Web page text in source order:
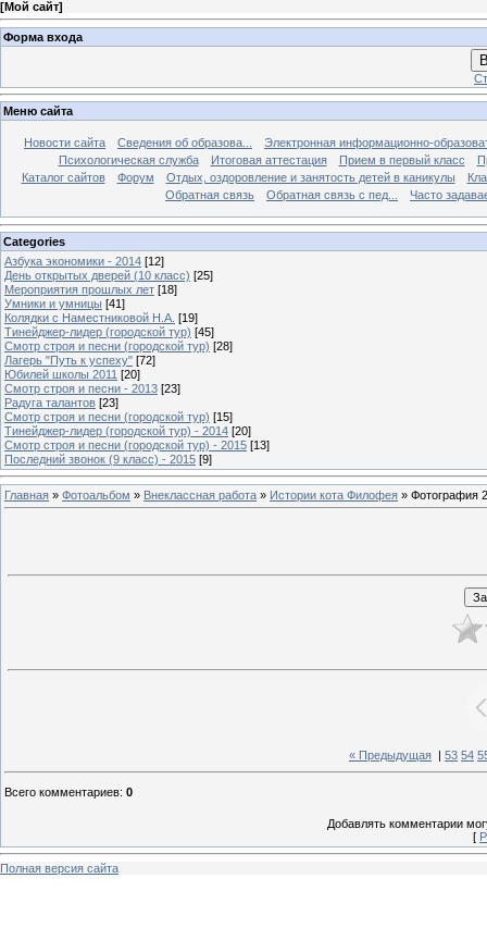
[Мой сайт]
Форма входа
Меню сайта
Новости сайта Сведения об образова...
Электронная информационно-
Психологическая служба
Итоговая аттестация Прием в первый класс
Каталог сайтов
Форум Отдых, оздоровление и занятость детей в каникулы
Обратная связь
Обратная связь с пед... Часто
Categories
Азбука экономики - 2014 [12]
День открытых дверей (10 класс) [25]
Мероприятия прошлых лет [18]
Умники и умницы [41]
Колядки с Наместниковой Н.А. [19]
Тинейджер-лидер (городской тур) [45]
Смотр строя и песни (городской тур) [28]
Лагерь "Путь к успеху" [72]
Юбилей школы 2011 [20]
Смотр строя и песни - 2013 [23]
Радуга талантов [23]
Смотр строя и песни (городской тур) [15]
Тинейджер-лидер (городской тур) - 2014 [20]
Смотр строя и песни (городской тур) - 2015 [13]
Последний звонок (9 класс) - 2015 [9]
Главная » Фотоальбом » Внеклассная работа » Истории кота Филофея » Фотография
« Предыдущая 53 54
Всего комментариев: 0
Добавлять комментарии
[
Полная версия сайта